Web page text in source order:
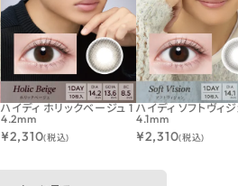
ハイディ ホリックベージュ 1
4.2mm
¥2,310(税込)
ハイディ ソフトヴィジ
4.1mm
¥2,310(税込)